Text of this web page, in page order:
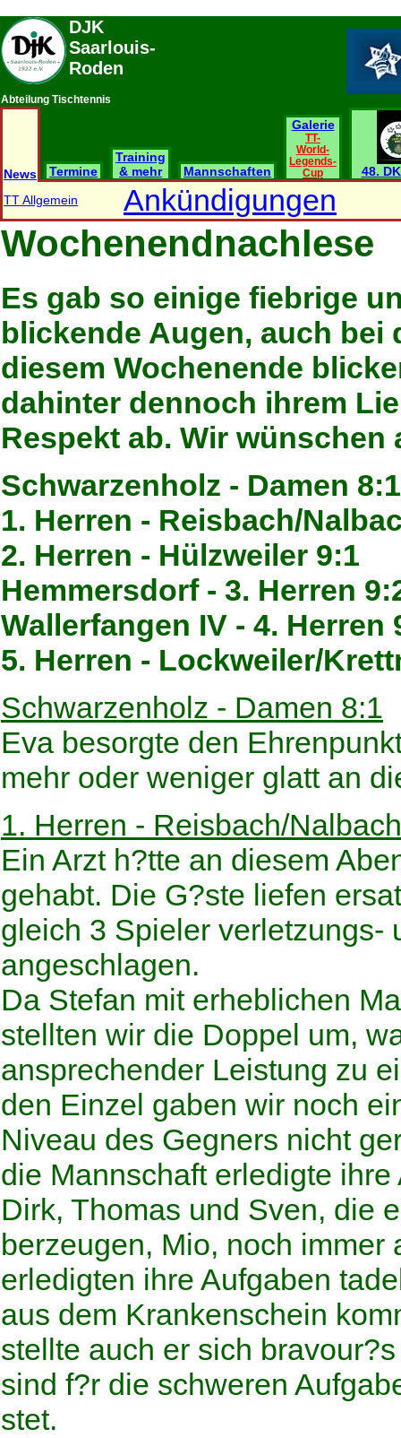
DJK
Saarlouis-
Roden
Abteilung Tischtennis
News Termine
Training
& mehr
Mannschaften
Galerie
TT-
World-
Legends-
Cup
48.
TT Allgemein
Ankündigungen
Wochenendnachlese
Es gab so einige fiebrige
blickende Augen, auch bei
diesem Wochenende
dahinter dennoch ihrem
Respekt ab. Wir
Schwarzenholz - Damen 8:1
1. Herren - Reisbach/
2. Herren - Hülzweiler 9:1
Hemmersdorf - 3. Herren
Wallerfangen IV - 4. Herren
5. Herren - Lockweiler/
Schwarzenholz - Damen 8:1
Eva besorgte den
mehr oder weniger glatt an
1. Herren - Reisbach/
Ein Arzt h?tte an diesem
gehabt. Die G?ste liefen
gleich 3 Spieler verletzungs-
angeschlagen.
Da Stefan mit erheblichen
stellten wir die Doppel um,
ansprechender Leistung zu
den Einzel gaben wir noch
Niveau des Gegners nicht
die Mannschaft erledigte
Dirk, Thomas und Sven, die
berzeugen, Mio, noch
erledigten ihre Aufgaben
aus dem Krankenschein
stellte auch er sich
sind f?r die schweren
stet.